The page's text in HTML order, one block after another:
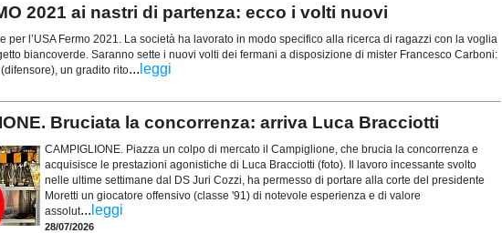
2021 ai nastri di partenza: ecco i volti nuovi
per l’USA Fermo 2021. La società ha lavorato in modo specifico alla ricerca di ragazzi con la voglia
biancoverde. Saranno sette i nuovi volti dei fermani a disposizione di mister Francesco Carboni:
un gradito rito... leggi
Bruciata la concorrenza: arriva Luca Bracciotti
CAMPIGLIONE. Piazza un colpo di mercato il Campiglione, che brucia la concorrenza e
acquisisce le prestazioni agonistiche di Luca Bracciotti (foto). Il lavoro incessante svolto
nelle ultime settimane dal DS Juri Cozzi, ha permesso di portare alla corte del presidente
Moretti un giocatore offensivo (classe '91) di notevole esperienza e di valore
assolut... leggi
28/07/2026